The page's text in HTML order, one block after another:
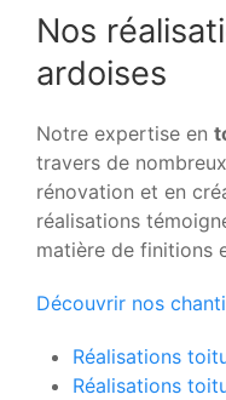
Nos
ardoises
Notre expertise en
travers de
rénovation et en
réalisations
matière de finitions
Découvrir nos
Réalisations
Réalisations